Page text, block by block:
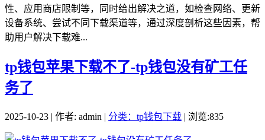
性、应用商店限制等，同时给出解决之道，如检查网络、更新
设备系统、尝试不同下载渠道等，通过深度剖析这些因素，帮
助用户解决下载难...
tp钱包苹果下载不了-tp钱包没有矿工任
务了
2025-10-23 | 作者: admin | 分类：tp钱包下载 | 浏览:835